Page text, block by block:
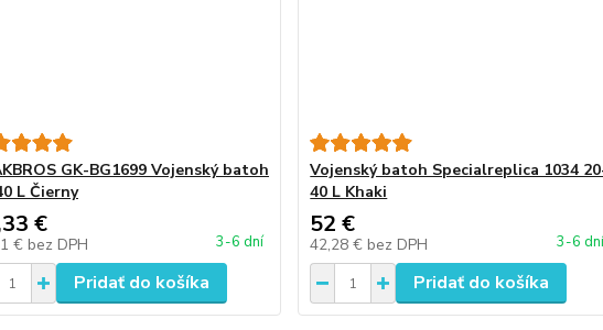
GK-BG1699 Vojenský batoh
L Čierny
€
€ bez DPH 3-6 dní
Pridať do košíka
Vojenský batoh Specialreplica 1034
40 L Khaki
52 €
42,28 € bez DPH 3-6 dní
Pridať do košíka